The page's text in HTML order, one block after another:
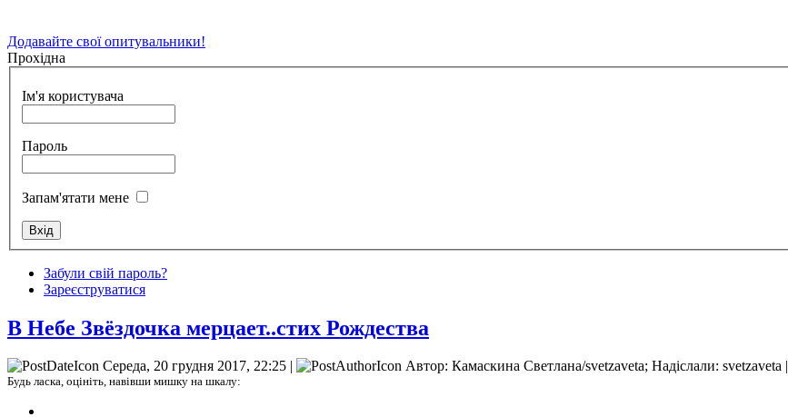
Додавайте свої опитувальники!
Прохідна
Ім'я користувача
Пароль
Запам'ятати мене
Забули свій пароль?
Зареєструватися
В Небе Звёздочка мерцает..стих Рождества
Середа, 20 грудня 2017, 22:25 | Автор: Камаскина Светлана/svetzaveta; Надіслали: svetzaveta |
Будь ласка, оцініть, навівши мишку на шкалу: